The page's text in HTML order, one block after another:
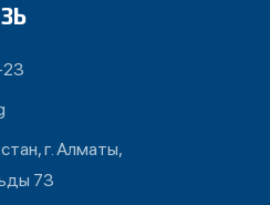
г. Алматы,
73